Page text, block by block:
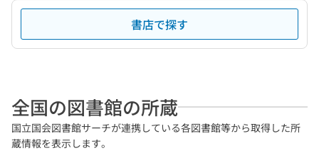
書店で探す
全国の図書館の所蔵
国立国会図書館サーチが連携している各図書館等から取得した所
蔵情報を表示します。